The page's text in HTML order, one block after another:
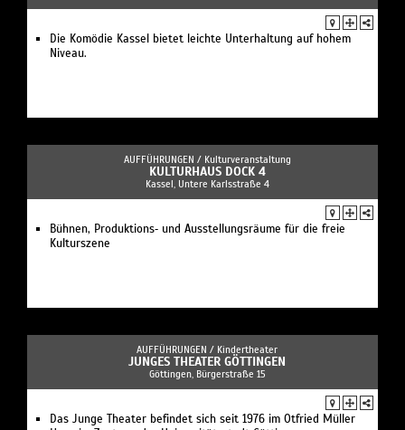
Die Komödie Kassel bietet leichte Unterhaltung auf hohem
Niveau.
AUFFÜHRUNGEN / Kulturveranstaltung
KULTURHAUS DOCK 4
Kassel, Untere Karlsstraße 4
Bühnen, Produktions‐ und Ausstellungsräume für die freie
Kulturszene
AUFFÜHRUNGEN / Kindertheater
JUNGES THEATER GÖTTINGEN
Göttingen, Bürgerstraße 15
Das Junge Theater befindet sich seit 1976 im Otfried Müller